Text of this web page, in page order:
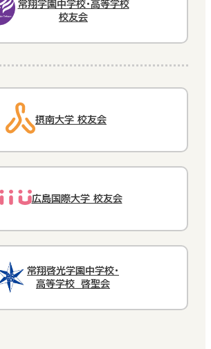
常翔学園中学校・高等学校
校友会
摂南大学 校友会
広島国際大学 校友会
常翔啓光学園中学校・
高等学校 啓聖会